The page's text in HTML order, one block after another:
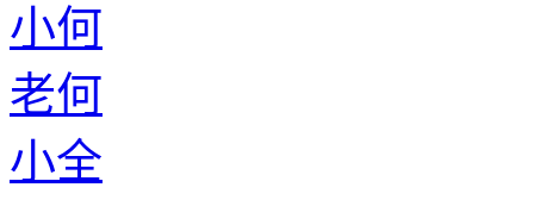
小何
老何
小全